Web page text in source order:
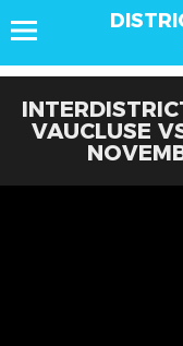
VAUCLUSE